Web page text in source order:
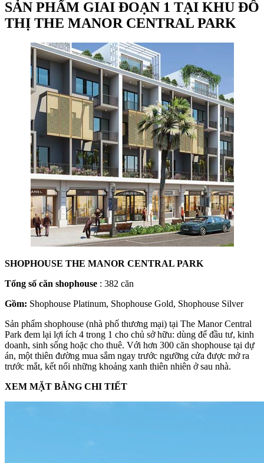
SẢN PHẨM GIAI ĐOẠN 1 TẠI KHU ĐÔ
THỊ THE MANOR CENTRAL PARK
SHOPHOUSE THE MANOR CENTRAL PARK
Tổng số căn shophouse : 382 căn
Gồm: Shophouse Platinum, Shophouse Gold, Shophouse Silver
Sản phẩm shophouse (nhà phố thương mại) tại The Manor Central
Park đem lại lợi ích 4 trong 1 cho chủ sở hữu: dùng để đầu tư, kinh
doanh, sinh sống hoặc cho thuê. Với hơn 300 căn shophouse tại dự
án, một thiên đường mua sắm ngay trước ngưỡng cửa được mở ra
trước mắt, kết nối những khoảng xanh thiên nhiên ở sau nhà.
XEM MẶT BẰNG CHI TIẾT